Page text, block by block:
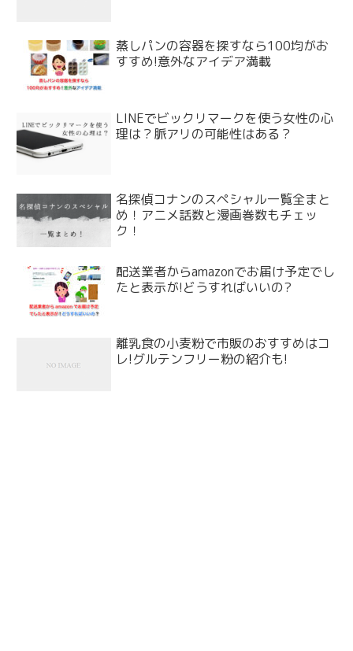
蒸しパンの容器を探すなら100均がお
すすめ!意外なアイデア満載
LINEでビックリマークを使う女性の心
理は？脈アリの可能性はある？
名探偵コナンのスペシャル一覧全まと
め！アニメ話数と漫画巻数もチェッ
ク！
配送業者からamazonでお届け予定でし
たと表示が!どうすればいいの?
離乳食の小麦粉で市販のおすすめはコ
レ!グルテンフリー粉の紹介も!